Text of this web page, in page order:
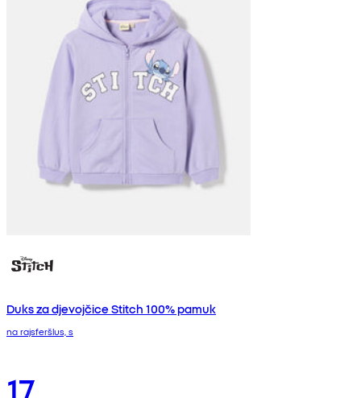
Duks za djevojčice Stitch 100% pamuk
na rajsferšlus, s
17